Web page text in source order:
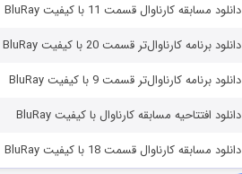
دانلود مسابقه کارناوال قسمت 11 با کیفیت BluRay
دانلود برنامه کارناوال‌تر قسمت 20 با کیفیت BluRay
دانلود برنامه کارناوال‌تر قسمت 9 با کیفیت BluRay
دانلود افتتاحیه مسابقه کارناوال با کیفیت BluRay
دانلود مسابقه کارناوال قسمت 18 با کیفیت BluRay